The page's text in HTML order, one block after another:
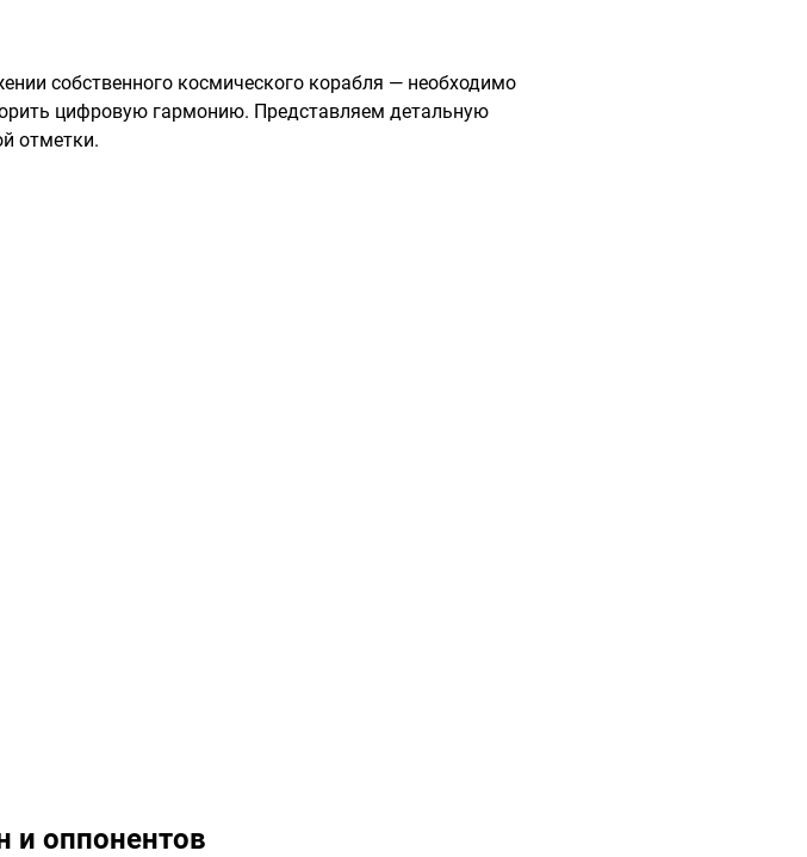
собственного космического корабля — необходимо
цифровую гармонию. Представляем детальную
отметки.
и оппонентов